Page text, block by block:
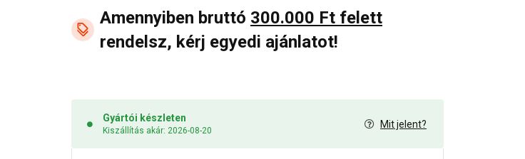
Amennyiben bruttó 300.000 Ft felett
rendelsz, kérj egyedi ajánlatot!
Gyártói készleten
Kiszállítás akár: 2026-08-20
Mit jelent?